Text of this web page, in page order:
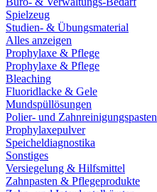
Spielzeug
Studien- & Übungsmaterial
Alles anzeigen
Prophylaxe & Pflege
Prophylaxe & Pflege
Bleaching
Fluoridlacke & Gele
Mundspüllösungen
Polier- und Zahnreinigungspasten
Prophylaxepulver
Speicheldiagnostika
Sonstiges
Versiegelung & Hilfsmittel
Zahnpasten & Pflegeprodukte